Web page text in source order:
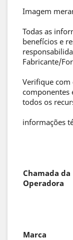
Imagem
Todas as
benefícios e
Fabricante/
Verifique com
componentes
todos os
informações
Chamada da
Operadora
Marca